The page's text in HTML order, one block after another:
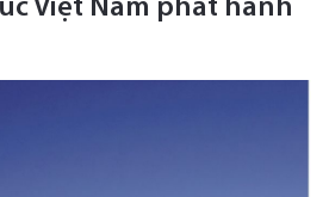
Việt Nam phát hành